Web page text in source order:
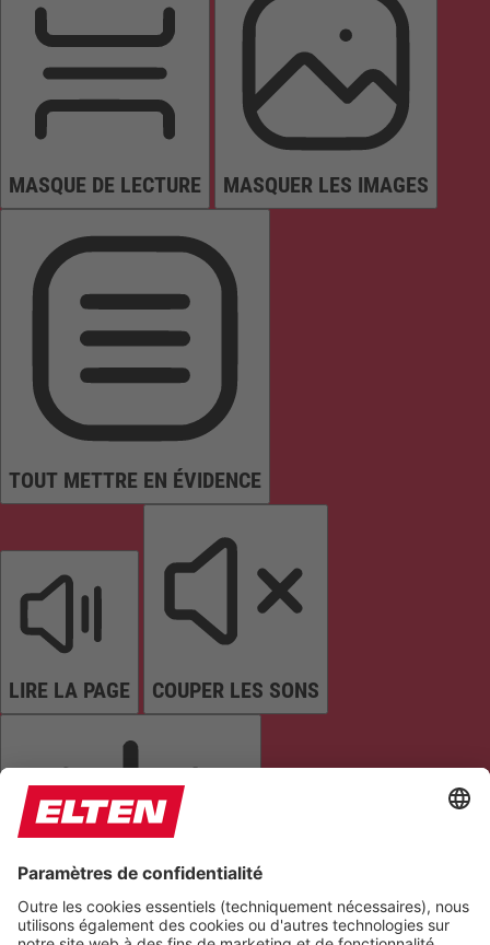
MASQUE DE LECTURE MASQUER LES IMAGES
TOUT METTRE EN ÉVIDENCE
LIRE LA PAGE COUPER LES SONS